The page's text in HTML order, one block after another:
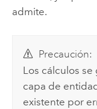
admite.
Precaución:
Los cálculos
capa de
existente por